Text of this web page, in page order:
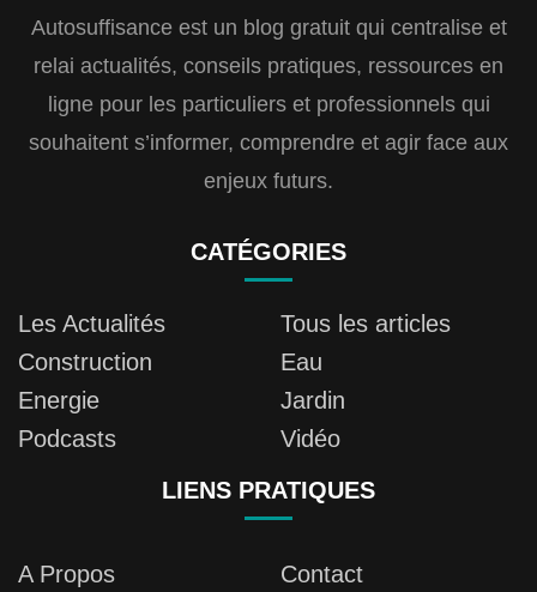
Autosuffisance est un blog gratuit qui centralise et
relai actualités, conseils pratiques, ressources en
ligne pour les particuliers et professionnels qui
souhaitent s’informer, comprendre et agir face aux
enjeux futurs.
CATÉGORIES
Les Actualités
Tous les articles
Construction
Eau
Energie
Jardin
Podcasts
Vidéo
LIENS PRATIQUES
A Propos
Contact